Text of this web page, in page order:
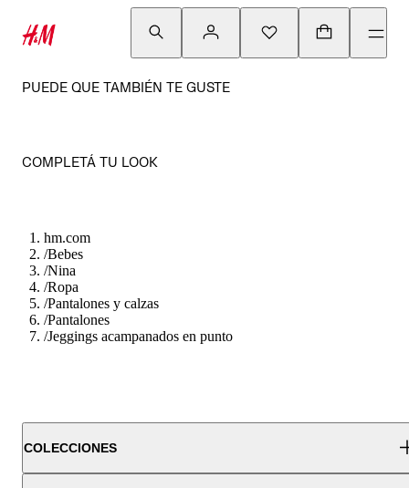
PUEDE QUE TAMBIÉN TE GUSTE
COMPLETÁ TU LOOK
hm.com
/Bebes
/Nina
/Ropa
/Pantalones y calzas
/Pantalones
/Jeggings acampanados en punto
COLECCIONES